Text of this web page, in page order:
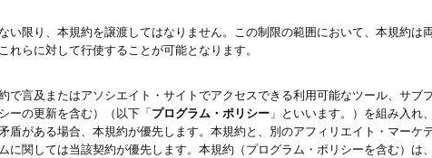
限り、本規約を譲渡してはなりません。この制限の範囲において、本規約は
らに対して行使することが可能となります。
言及またはアソシエイト・サイトでアクセスできる利用可能なツール、サブプ
ーの更新を含む）（以下「プログラム・ポリシー 」といいます。）を組み入れ
がある場合、本規約が優先します。本規約と、別のアフィリエイト・マーケ
関しては当該契約が優先します。本規約（プログラム・ポリシーを含む）は